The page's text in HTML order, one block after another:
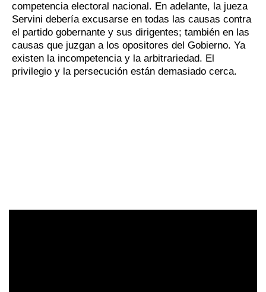
competencia electoral nacional. En adelante, la jueza
Servini debería excusarse en todas las causas contra
el partido gobernante y sus dirigentes; también en las
causas que juzgan a los opositores del Gobierno. Ya
existen la incompetencia y la arbitrariedad. El
privilegio y la persecución están demasiado cerca.